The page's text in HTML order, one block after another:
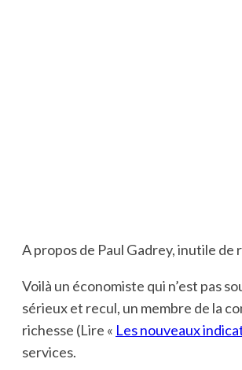
A propos de Paul Gadrey, inutile de
Voilà un économiste qui n’est pas
sérieux et recul, un membre de la
richesse (Lire « Les nouveaux
services.